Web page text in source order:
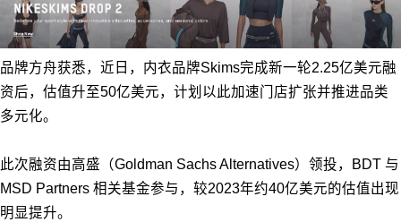
品牌方舟获悉，近日，内衣品牌Skims完成新一轮2.25亿美元融
资后，估值升至50亿美元，计划以此加速门店扩张并推进品类
多元化。
此次融资由高盛（Goldman Sachs Alternatives）领投，BDT 与
MSD Partners 相关基金参与，较2023年约40亿美元的估值出现
明显提升。